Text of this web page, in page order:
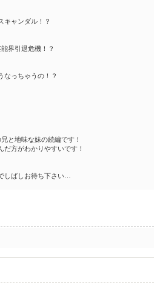
キャンダル！？
能界引退危機！？
なっちゃうの！？
と地味な妹の続編です！
だ方がわかりやすいです！
しばしお待ち下さい…